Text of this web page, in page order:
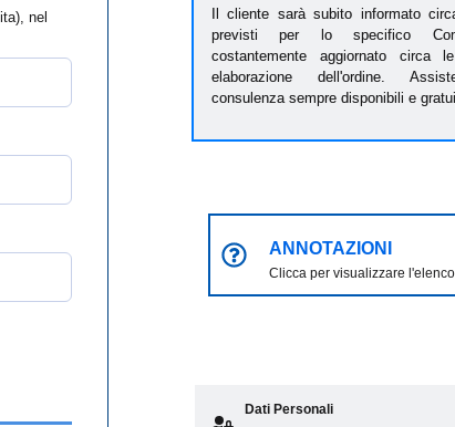
nel
Il cliente sarà subito informato
previsti per lo specifico
costantemente aggiornato circa
elaborazione dell'ordine.
consulenza sempre disponibili e
ANNOTAZIONI
Clicca per visualizzare l'elenco
Dati Personali